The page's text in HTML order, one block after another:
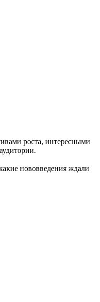
роста, интересными
нововведения ждали